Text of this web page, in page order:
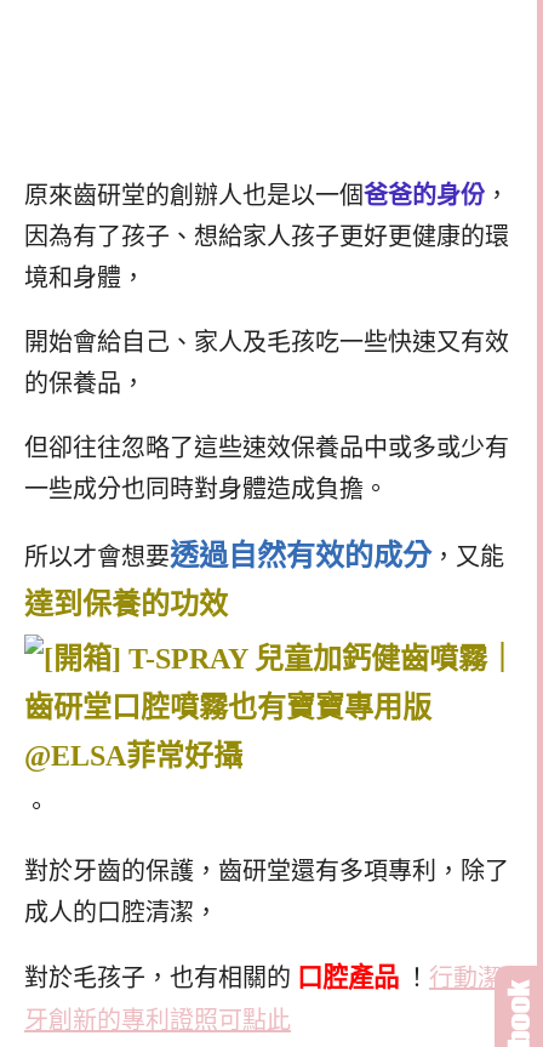
原來齒研堂的創辦人也是以一個爸爸的身份 ，
因為有了孩子、想給家人孩子更好更健康的環
境和身體，
開始會給自己、家人及毛孩吃一些快速又有效
的保養品，
但卻往往忽略了這些速效保養品中或多或少有
一些成分也同時對身體造成負擔。
所以才會想要透過自然有效的成分，又能
達到保養的功效
。
對於牙齒的保護，齒研堂還有多項專利，除了
成人的口腔清潔，
對於毛孩子，也有相關的 口腔產品 ！ 行動潔
牙創新的專利證照可點此